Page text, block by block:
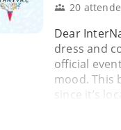
20
Dear
dress and
official
mood. This
since it’s